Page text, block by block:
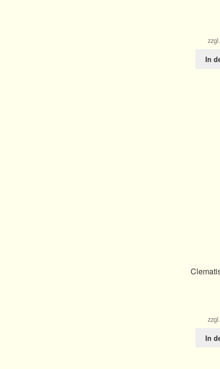
zzgl.
In
zzgl.
In